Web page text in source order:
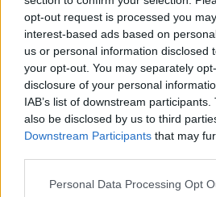
opt-out request is processed you
interest-based ads based on
us or personal information disclosed
your opt-out. You may separately
disclosure of your personal
IAB’s list of downstream
also be disclosed by us to third
Downstream Participants that may
Personal Data Processing Opt
Setmanari Ebre
2419 PUBLICACIONS 0
http://localhost/setmanari-copia
O.M.J
1267 PUBLICACIONS 0
- Advertisment -